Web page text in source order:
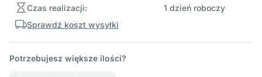
Czas realizacji:
1 dzień roboczy
Sprawdź koszt wysyłki
Potrzebujesz większe ilości?